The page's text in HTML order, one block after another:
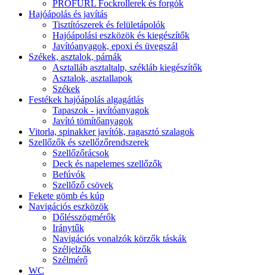
PROFURL Fockrollerek és forgók
Hajóápolás és javítás
Tisztítószerek és felületápolók
Hajóápolási eszközök és kiegészítők
Javítóanyagok, epoxi és üvegszál
Székek, asztalok, párnák
Asztalláb asztaltalp, székláb kiegészítők
Asztalok, asztallapok
Székek
Festékek hajóápolás algagátlás
Tapaszok - javítóanyagok
Javító tömítőanyagok
Vitorla, spinakker javítók, ragasztó szalagok
Szellőzők és szellőzőrendszerek
Szellőzőrácsok
Deck és napelemes szellőzők
Befúvók
Szellőző csövek
Fekete gömb és kúp
Navigációs eszközök
Dőlésszögmérők
Iránytűk
Navigációs vonalzók körzők táskák
Széljelzők
Szélmérő
WC